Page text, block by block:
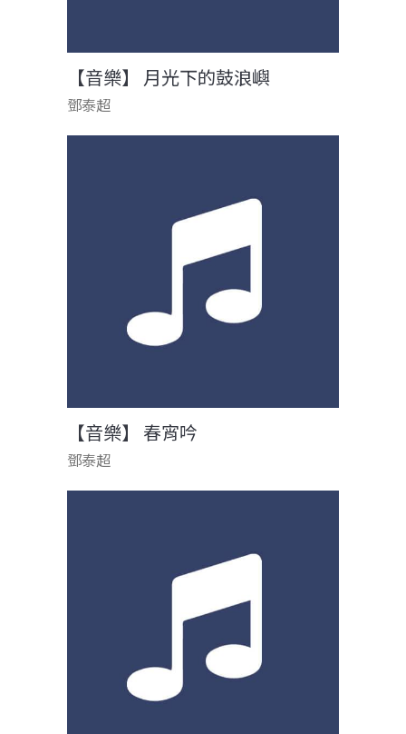
【音樂】 月光下的鼓浪嶼
鄧泰超
【音樂】 春宵吟
鄧泰超